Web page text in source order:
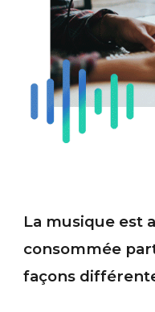
La musique est
consommée
façons